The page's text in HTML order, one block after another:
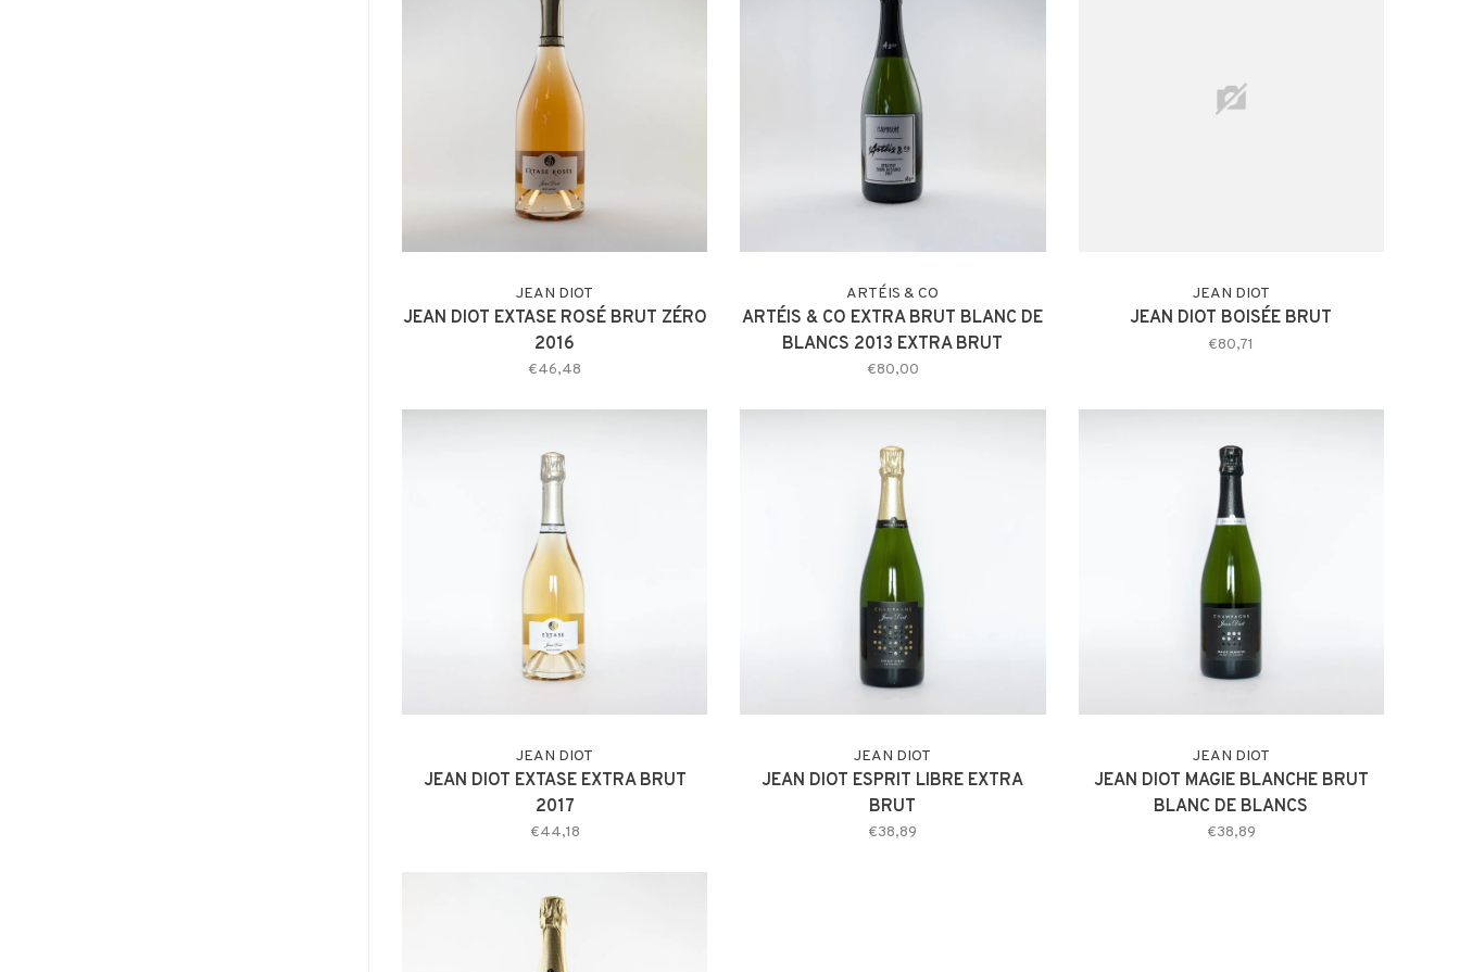
JEAN DIOT
JEAN DIOT EXTASE ROSÉ BRUT ZÉRO
2016
€46,48
ARTÉIS & CO
ARTÉIS & CO EXTRA BRUT BLANC DE
BLANCS 2013 EXTRA BRUT
€80,00
JEAN DIOT
JEAN DIOT BOISÉE BRUT
€80,71
JEAN DIOT
JEAN DIOT EXTASE EXTRA BRUT
2017
€44,18
JEAN DIOT
JEAN DIOT ESPRIT LIBRE EXTRA
BRUT
€38,89
JEAN DIOT
JEAN DIOT MAGIE BLANCHE BRUT
BLANC DE BLANCS
€38,89